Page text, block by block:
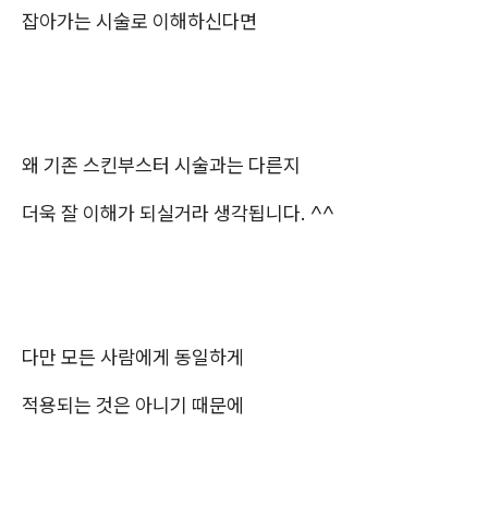
잡아가는 시술로 이해하신다면
왜 기존 스킨부스터 시술과는 다른지
더욱 잘 이해가 되실거라 생각됩니다. ^^
다만 모든 사람에게 동일하게
적용되는 것은 아니기 때문에